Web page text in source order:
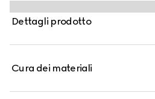
nell'inconfondibile pelle nera
l'interno presenta due fessure per
Dettagli prodotto
Cura dei materiali